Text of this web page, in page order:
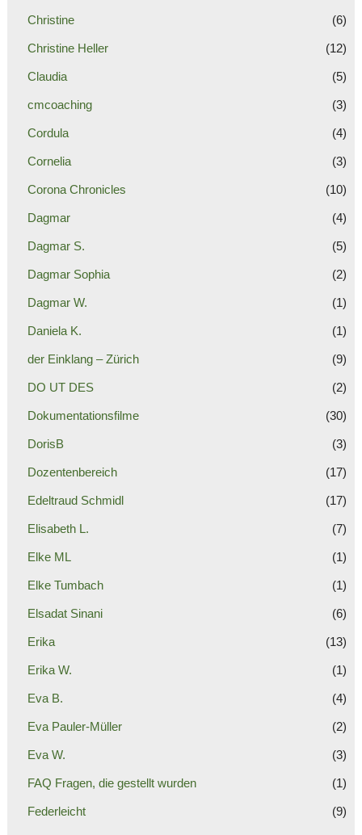
Christine (6)
Christine Heller (12)
Claudia (5)
cmcoaching (3)
Cordula (4)
Cornelia (3)
Corona Chronicles (10)
Dagmar (4)
Dagmar S. (5)
Dagmar Sophia (2)
Dagmar W. (1)
Daniela K. (1)
der Einklang – Zürich (9)
DO UT DES (2)
Dokumentationsfilme (30)
DorisB (3)
Dozentenbereich (17)
Edeltraud Schmidl (17)
Elisabeth L. (7)
Elke ML (1)
Elke Tumbach (1)
Elsadat Sinani (6)
Erika (13)
Erika W. (1)
Eva B. (4)
Eva Pauler-Müller (2)
Eva W. (3)
FAQ Fragen, die gestellt wurden (1)
Federleicht (9)